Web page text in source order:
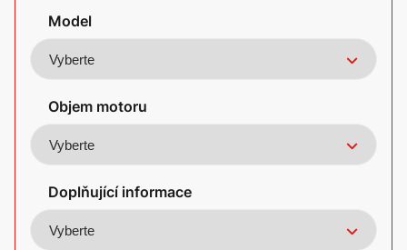
Model
Objem motoru
Doplňující informace